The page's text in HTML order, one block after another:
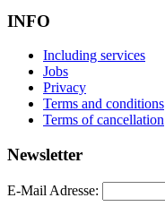
INFO
Including services
Jobs
Privacy
Terms and conditions
Terms of cancellation
Newsletter
E-Mail Adresse: